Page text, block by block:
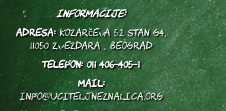
INFORMACIJE:
ADRESA:Kozarčeva 52 stan G4,
11050 Zvezdara , Beograd
TELEFON: 011 406-405-1
MAIL:
info@uciteljneznalica.org